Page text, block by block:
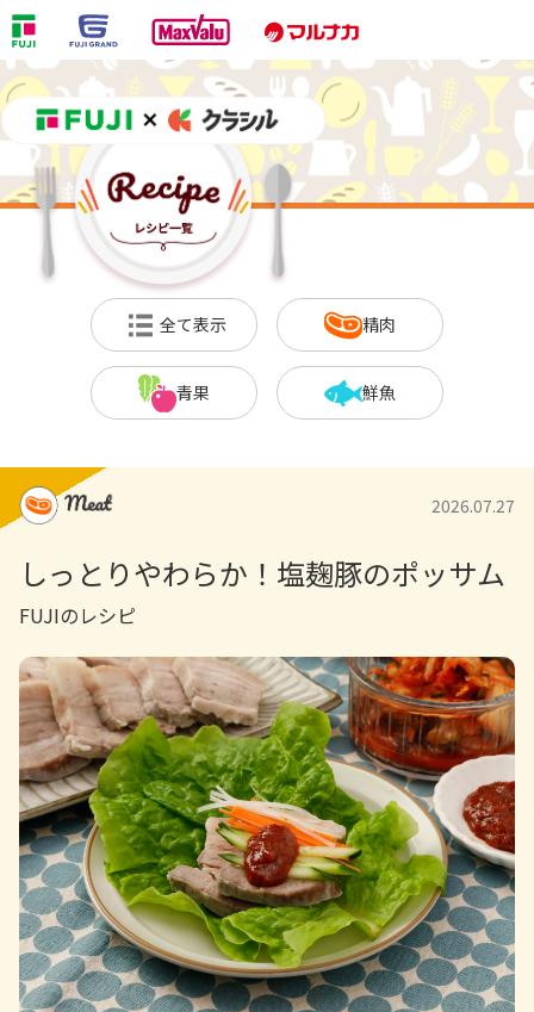
全て表示 精肉
青果 鮮魚
2026.07.27
しっとりやわらか！塩麹豚のポッサム
FUJIのレシピ